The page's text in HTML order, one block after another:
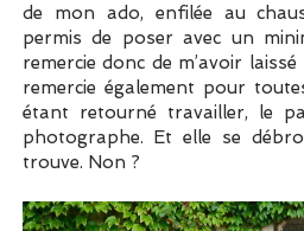
de mon ado, enfilée au
permis de poser avec un
remercie donc de m’avoir
remercie également pour
étant retourné travailler, le
photographe. Et elle se
trouve. Non ?